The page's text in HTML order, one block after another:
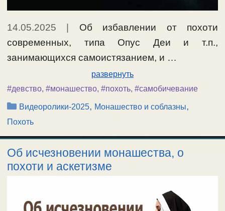
14.05.2025 | Об избавлении от похоти
современных, типа Опус Деи и т.п.,
занимающихся самоистязанием, и …
развернуть
#девство, #монашество, #похоть, #самобичевание
Рубрики
Видеоролики-2025, Монашество и соблазны,
Похоть
Об исчезновении монашества, о
похоти и аскетизме